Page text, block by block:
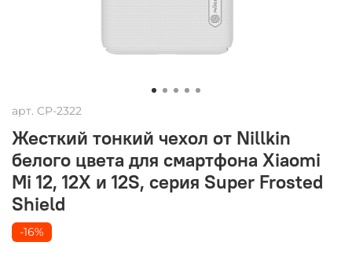
арт. CP-2322
Жесткий тонкий чехол от Nillkin
белого цвета для смартфона Xiaomi
Mi 12, 12X и 12S, серия Super Frosted
Shield
-16%